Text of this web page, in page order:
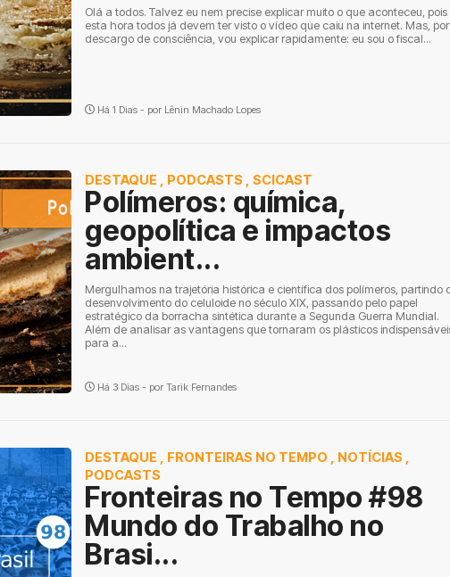
Olá a todos. Talvez eu nem precise explicar muito o que aconteceu, pois
esta hora todos já devem ter visto o vídeo que caiu na internet. Mas, por
descargo de consciência, vou explicar rapidamente: eu sou o fiscal...
Há 1 Dias - por Lênin Machado Lopes
DESTAQUE PODCASTS SCICAST
Polímeros: química,
geopolítica e impactos
ambient...
Mergulhamos na trajetória histórica e científica dos polímeros, partindo
desenvolvimento do celuloide no século XIX, passando pelo papel
estratégico da borracha sintética durante a Segunda Guerra Mundial.
Além de analisar as vantagens que tornaram os plásticos
para a...
Há 3 Dias - por Tarik Fernandes
DESTAQUE FRONTEIRAS NO TEMPO NOTÍCIAS
PODCASTS
Fronteiras no Tempo #98
Mundo do Trabalho no
Brasi...